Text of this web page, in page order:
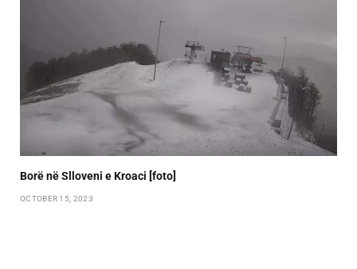
Borë në Slloveni e Kroaci [foto]
OCTOBER 15, 2023